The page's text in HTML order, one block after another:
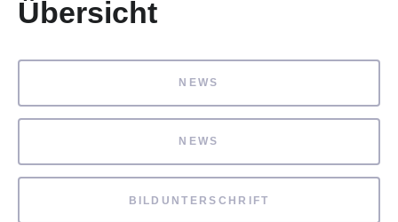
Übersicht
NEWS
NEWS
BILDUNTERSCHRIFT